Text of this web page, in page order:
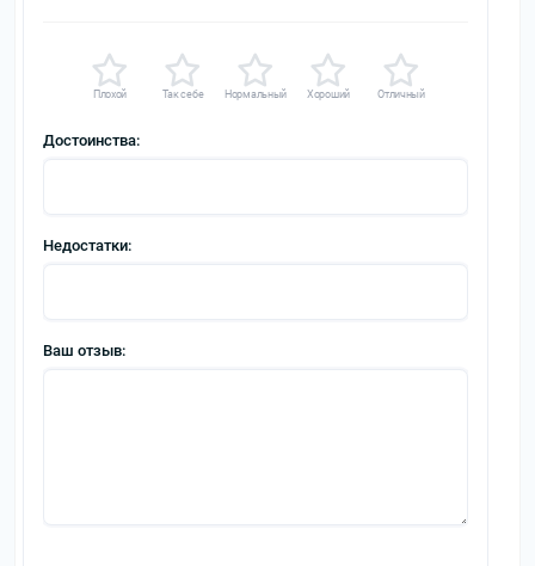
Плохой Так себе Нормальный Хороший Отличный
Достоинства:
Недостатки:
Ваш отзыв: